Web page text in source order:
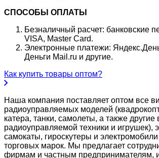
СПОСОБЫ ОПЛАТЫ
Безналичный расчет: банковские
VISA, Master Card.
Электронные платежи:
Деньги Mail.ru и другие.
Как купить товары оптом?
Наша компания поставляет оптом все
радиоуправляемых моделей
катера, танки, самолеты, а также другие
радиоуправляемой техники и игрушек),
самокаты, гироскутеры и
торговых марок. Мы предлагает
фирмам и частным предпринимателям,